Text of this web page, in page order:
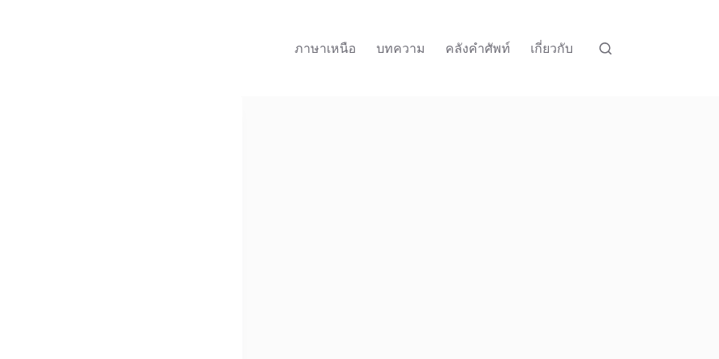
ภาษาเหนือ
บทความ คลังคำศัพท์ เกี่ยวกับ